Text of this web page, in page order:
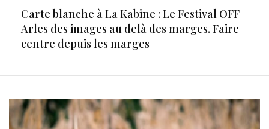
Carte blanche à La Kabine : Le Festival OFF
Arles des images au delà des marges. Faire
centre depuis les marges